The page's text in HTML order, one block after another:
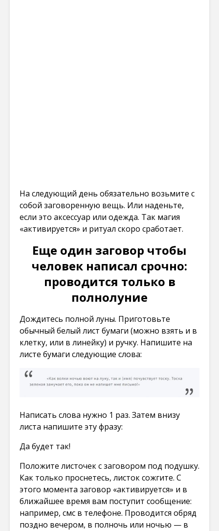
На следующий день обязательно возьмите с
собой заговоренную вещь. Или наденьте,
если это аксессуар или одежда. Так магия
«активируется» и ритуал скоро сработает.
Еще один заговор чтобы
человек написал срочно:
проводится только в
полнолуние
Дождитесь полной луны. Приготовьте
обычный белый лист бумаги (можно взять и в
клетку, или в линейку) и ручку. Напишите на
листе бумаги следующие слова:
Написать слова нужно 1 раз. Затем внизу
листа напишите эту фразу:
Да будет так!
Положите листочек с заговором под подушку.
Как только проснетесь, листок сожгите. С
этого момента заговор «активируется» и в
ближайшее время вам поступит сообщение:
например, смс в телефоне. Проводится обряд
поздно вечером, в полночь или ночью — в